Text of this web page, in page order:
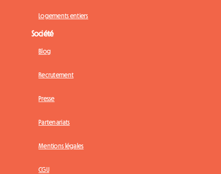
Logements entiers
Société
Blog
Recrutement
Presse
Partenariats
Mentions légales
CGU